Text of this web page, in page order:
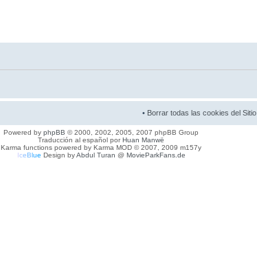
• Borrar todas las cookies del Sitio
Powered by phpBB © 2000, 2002, 2005, 2007 phpBB Group
Traducción al español porHuan Manwë
Karma functions powered by Karma MOD © 2007, 2009 m157y
IceBlue Design byAbdul Turan @ MovieParkFans.de